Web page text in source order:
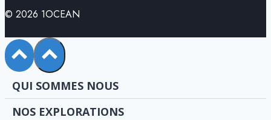
© 2026 1OCEAN
QUI SOMMES NOUS
NOS EXPLORATIONS